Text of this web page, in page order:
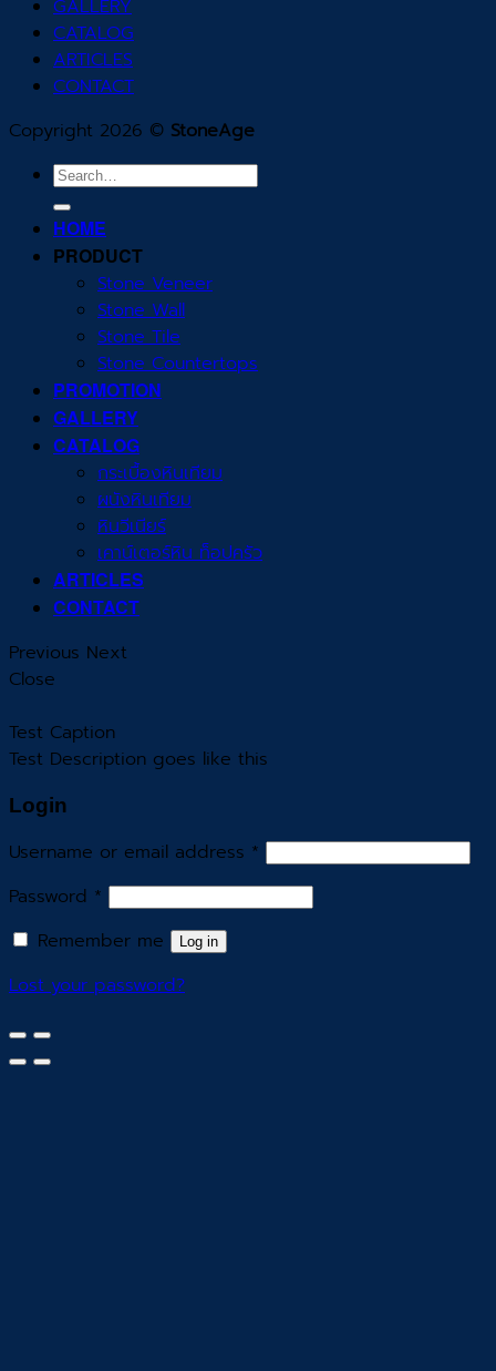
GALLERY
CATALOG
ARTICLES
CONTACT
Copyright 2026 © StoneAge
Search
for:
HOME
PRODUCT
Stone Veneer
Stone Wall
Stone Tile
Stone Countertops
PROMOTION
GALLERY
CATALOG
กระเบื้องหินเทียม
ผนังหินเทียม
หินวีเนียร์
เคาน์เตอร์หิน ท็อปครัว
ARTICLES
CONTACT
Previous Next
Close
Test Caption
Test Description goes like this
Login
Username or email address *
Password *
Remember me
Log in
Lost your password?